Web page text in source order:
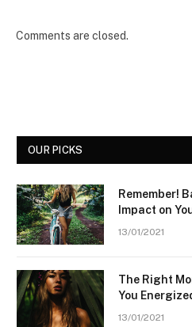
Comments are closed.
OUR PICKS
Remember!
Impact on
13/01/2021
The Right
You
13/01/2021